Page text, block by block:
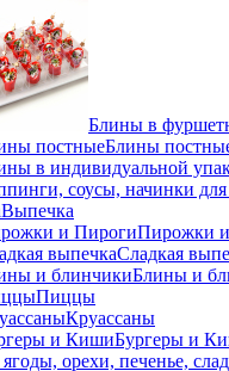
Блины в
Блины
Выпечка
Пирожки
Сладкая
Блины и
Пиццы
Круасcаны
Бургеры и